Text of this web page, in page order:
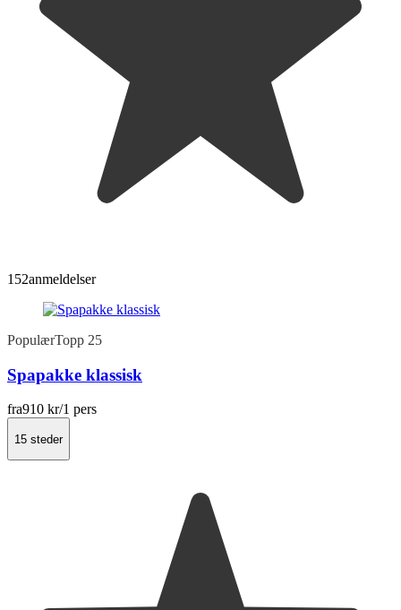
152anmeldelser
PopulærTopp 25
Spapakke klassisk
fra910 kr/1 pers
15 steder